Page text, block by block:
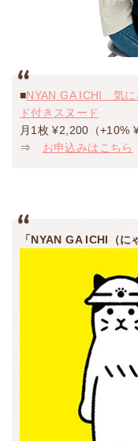
■NYAN GA ICHI 気
ド付きスヌード
月1枚 ¥2,200（+10%
⇒ お申込みはこちら
「NYAN GA ICHI（に